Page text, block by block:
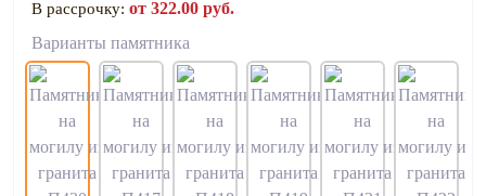
В рассрочку: от 322.00 руб.
Варианты памятника